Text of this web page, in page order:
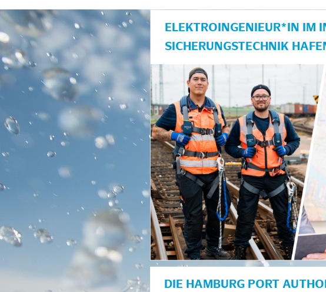
ELEKTROINGENIEUR*IN IM
SICHERUNGSTECHNIK
DIE HAMBURG PORT